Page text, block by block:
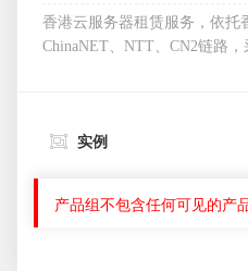
香港云服务器租赁服务，依托
ChinaNET、NTT、CN2链路
实例
产品组不包含任何可见的产